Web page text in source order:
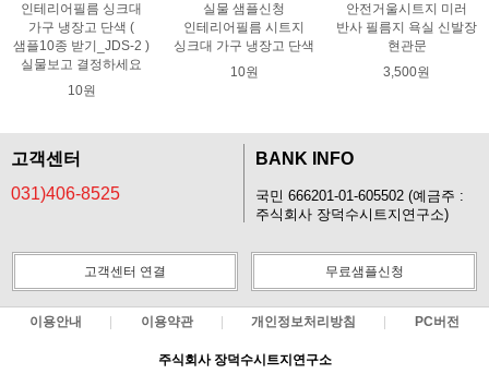
인테리어필름 싱크대
가구 냉장고 단색 (
샘플10종 받기_JDS-2 )
실물보고 결정하세요
10원
실물 샘플신청
인테리어필름 시트지
싱크대 가구 냉장고 단색
10원
안전거울시트지 미러
반사 필름지 욕실 신발장
현관문
3,500원
고객센터
031)406-8525
BANK INFO
국민 666201-01-605502 (예금주 :
주식회사 장덕수시트지연구소)
고객센터 연결 무료샘플신청
이용안내 이용약관 개인정보처리방침 PC버전
주식회사 장덕수시트지연구소